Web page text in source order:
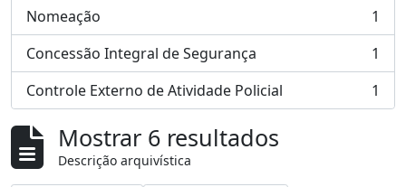
Nomeação
, 1 resultados
1
Concessão Integral de Segurança
, 1 resultados
1
Controle Externo de Atividade Policial
, 1 resultados 1
Mostrar 6 resultados
Descrição arquivística